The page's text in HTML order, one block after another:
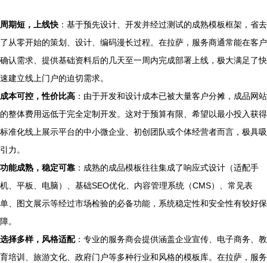
周期短，上线快 ：基于预先设计、开发并经过测试的成熟模板框架，省去
了从零开始的策划、设计、编码漫长过程。在拉萨，服务商通常能在客户
确认需求、提供基础资料后的几天至一周内完成部署上线，极大满足了快
速建立线上门户的迫切需求。
成本可控，性价比高 ：由于开发和设计成本已被大量客户分摊，成品网站
的整体费用远低于完全定制开发。这对于预算有限、希望以最小投入获得
标准化线上展示平台的中小微企业、初创团队或个体经营者而言，极具吸
引力。
功能成熟，稳定可靠 ：成熟的成品模板往往集成了响应式设计（适配手
机、平板、电脑）、基础SEO优化、内容管理系统（CMS）、常见表
单、图文展示等经过市场检验的必备功能，系统稳定性和安全性有较好保
障。
选择多样，风格适配：专业的服务商会提供涵盖企业宣传、电子商务、教
育培训、旅游文化、政府门户等多种行业和风格的模板库。在拉萨，服务